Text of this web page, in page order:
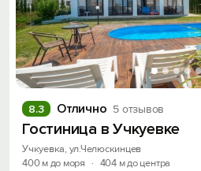
Отлично 5 отзывов
8.3
Гостиница в Учкуевке
Учкуевка, ул.Челюскинцев
400 м до моря
· 404 м до центра